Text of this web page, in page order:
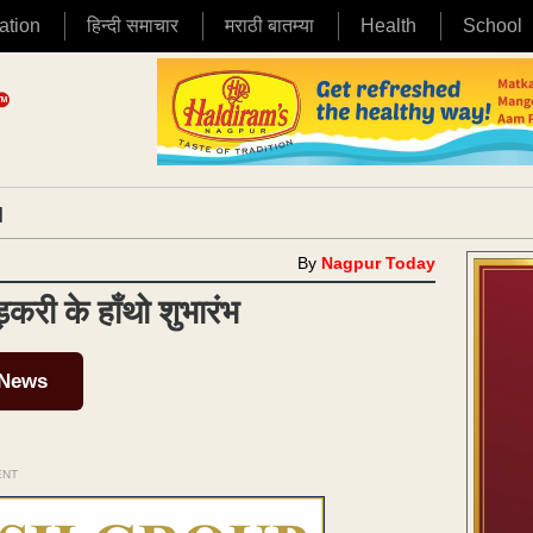
हिन्दी समाचार मराठी बातम्या Health School
By Nagpur Today
के हाँथो शुभारंभ